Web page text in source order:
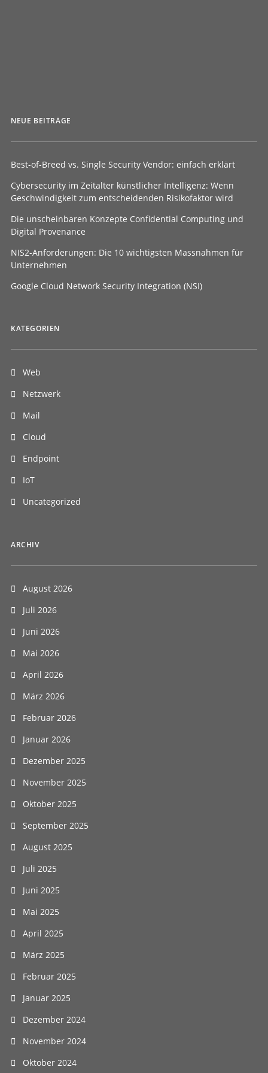
NEUE BEITRÄGE
Best-of-Breed vs. Single Security Vendor: einfach erklärt
Cybersecurity im Zeitalter künstlicher Intelligenz: Wenn
Geschwindigkeit zum entscheidenden Risikofaktor wird
Die unscheinbaren Konzepte Confidential Computing und
Digital Provenance
NIS2-Anforderungen: Die 10 wichtigsten Massnahmen für
Unternehmen
Google Cloud Network Security Integration (NSI)
KATEGORIEN
Web
Netzwerk
Mail
Cloud
Endpoint
IoT
Uncategorized
ARCHIV
August 2026
Juli 2026
Juni 2026
Mai 2026
April 2026
März 2026
Februar 2026
Januar 2026
Dezember 2025
November 2025
Oktober 2025
September 2025
August 2025
Juli 2025
Juni 2025
Mai 2025
April 2025
März 2025
Februar 2025
Januar 2025
Dezember 2024
November 2024
Oktober 2024